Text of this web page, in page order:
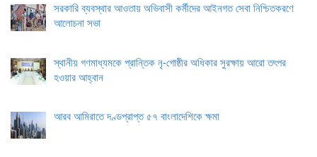
সরকারি ব্যবস্থার আওতায় অভিবাসী কর্মীদের আইনগত সেবা নিশ্চিতকরণে
আলোচনা সভা
স্থানীয় গণমাধ্যমকে প্রান্তিক নৃ-গোষ্ঠীর অধিকার সুরক্ষায় আরো তৎপর
হওয়ার আহ্বান
আরব আমিরাতে দণ্ডপ্রাপ্ত ৫৭ বাংলাদেশিকে ক্ষমা